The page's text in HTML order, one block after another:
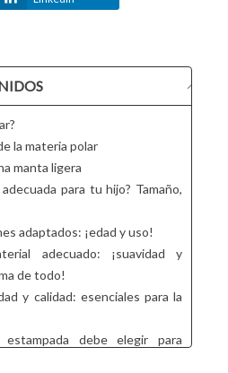
la materia polar
manta ligera
para tu hijo? Tamaño,
adaptados: ¡edad y uso!
adecuado: ¡suavidad y
de todo!
y calidad: esenciales para la
debe elegir para